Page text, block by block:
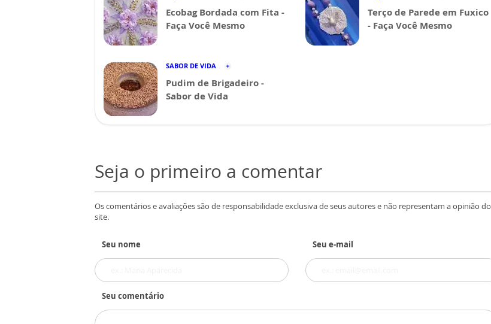
Ecobag Bordada com Fita -
Faça Você Mesmo
Terço de Parede em Fuxico
- Faça Você Mesmo
SABOR DE VIDA
Pudim de Brigadeiro -
Sabor de Vida
Seja o primeiro a comentar
Os comentários e avaliações são de responsabilidade exclusiva de seus autores e não representam a opinião do
site.
Seu nome Seu e-mail
Seu comentário